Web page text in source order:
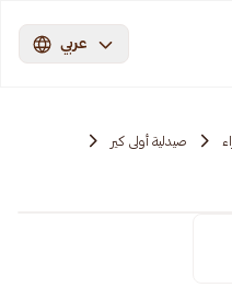
عربي
صيدلية أولى كير